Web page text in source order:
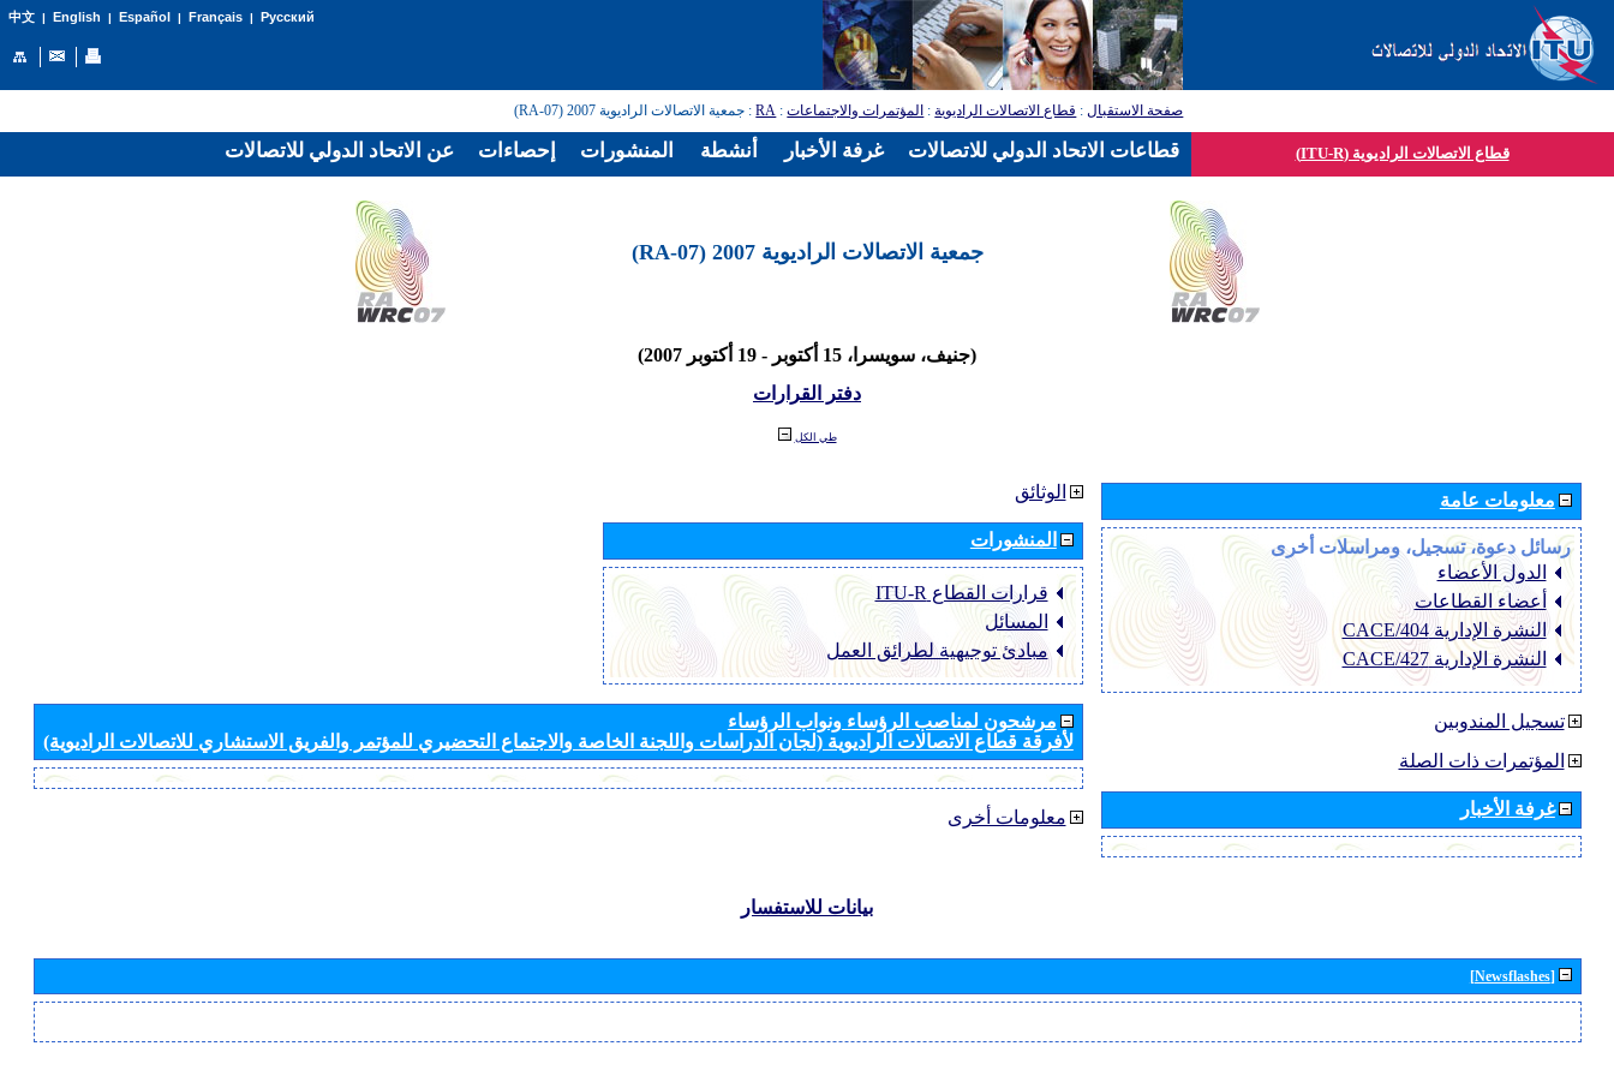
中文| English | Español | Français| Русский
صفحة الاستقبال: قطاع الاتصالات الراديوية: المؤتمرات والاجتماعات:
RA: جمعية الاتصالات الراديوية 2007 (RA-07)
قطاع الاتصالات الراديوية (ITU-R)
جمعية الاتصالات الراديوية 2007 (RA-07)
(جنيف، سويسرا، 15 أكتوبر - 19 أكتوبر 2007)
دفتر القرارات
طي الكل
الوثائق
المنشورات
قرارات القطاع ‏ITU-R
المسائل
مبادئ توجيهية لطرائق العمل
مرشحون لمناصب الرؤساء ونواب الرؤساء
لأفرقة قطاع الاتصالات الراديوية (لجان الدراسات واللجنة الخاصة والاجتماع التحضيري للمؤتمر والفريق الاستشاري للاتصالات الراديوية)
معلومات أخرى
معلومات عامة
رسائل دعوة، تسجيل، ومراسلات أخرى
الدول الأعضاء
أعضاء القطاعات
النشرة الإدارية CACE/404
النشرة الإدارية CACE/427
تسجيل المندوبين
المؤتمرات ذات الصلة
غرفة الأخبار
بيانات للاستفسار
[Newsflashes]
عن الاتحاد الدولي للاتصالات إحصاءات المنشورات أنشطة غرفة الأخبار قطاعات الاتحاد الدولي للاتصالات